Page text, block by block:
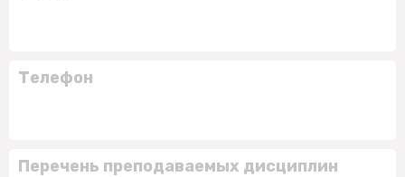
Телефон
Перечень преподаваемых дисциплин